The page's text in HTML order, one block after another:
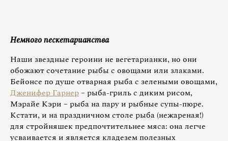
Немного пескетарианства
Наши звездные героини не вегетарианки, но они
обожают сочетание рыбы с овощами или злаками.
Бейонсе по душе отварная рыба с зелеными овощами,
Дженифер Гарнер– рыба-гриль с диким рисом,
Мэрайе Кэри – рыба на пару и рыбные супы-пюре.
Кстати, и на праздничном столе рыба (нежареная!)
для стройняшек предпочтительнее мяса: она легче
усваивается и является кладезем полезных